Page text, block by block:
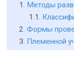
Методы
Формы
Племенной